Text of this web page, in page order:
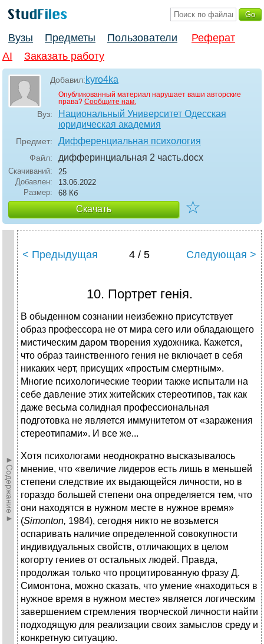
Вузы Предметы Пользователи
Реферат
AI
Заказать работу
Добавил:kyro4ka
Опубликованный материал нарушает ваши авторские
права? Сообщите нам.
Вуз:
Национальный Университет Одесская
юридическая академия
Предмет: Дифференциальная психология
Файл: дифферинциальная 2 часть.docx
Скачиваний:
25
Добавлен:
13.06.2022
Размер:
68 Кб
Скачать ☆
►Содержание►
< Предыдущая 4 / 5 Следующая >
10. Портрет генія.
В обыденном сознании неизбежно присутствует
образ профессора не от мира сего или обладающего
мистическим даром творения художника. Кажется,
что образ таинственного гения не включает в себя
никаких черт, присущих «простым смертным».
Многие психологические теории также испытали на
себе давление этих житейских стереотипов, так как
даже весьма солидная профессиональная
подготовка не является иммунитетом от «заражения
стереотипами». И все же...
Хотя психологами неоднократно высказывалось
мнение, что «величие лидеров есть лишь в меньшей
степени следствие их выдающейся личности, но в
гораздо большей степени она определяется тем, что
они находятся в нужном месте в нужное время»
(Simonton, 1984), сегодня никто не возьмется
оспаривать наличие определенной совокупности
индивидуальных свойств, отличающих в целом
когорту гениев от остальных людей. Правда,
продолжая только что процитированную фразу Д.
Симонтона, можно сказать, что умение «находиться в
нужное время в нужном месте» является логическим
завершением стремления творческой личности найти
подходящую для реализации своих замыслов среду и
конкретную ситуацию.